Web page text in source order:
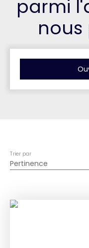
parmi
Châteauneuf
Localisation
Pertinence
Trier par